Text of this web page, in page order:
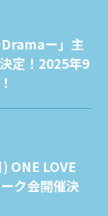
Dramaー」主
定！2025年9
ONE LOVE
ク会開催決